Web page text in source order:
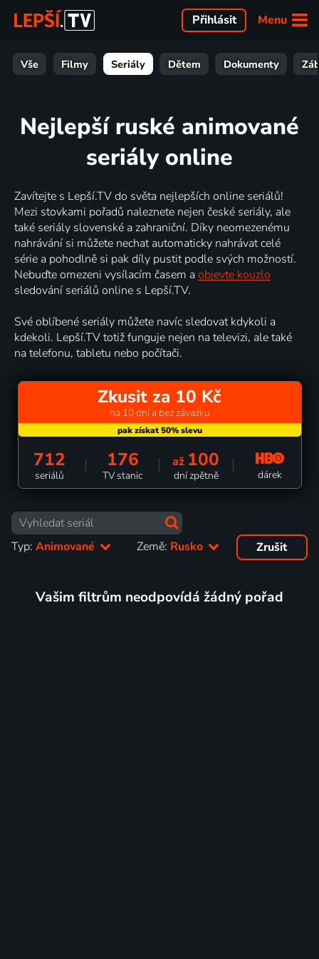
Menu
Přihlásit
Vše Filmy Seriály Dětem Dokumenty
Nejlepší ruské animované
seriály online
Zavítejte s Lepší.TV do světa nejlepších online seriálů!
Mezi stovkami pořadů naleznete nejen české seriály, ale
také seriály slovenské a zahraniční. Díky neomezenému
nahrávání si můžete nechat automaticky nahrávat celé
série a pohodlně si pak díly pustit podle svých možností.
Nebuďte omezeni vysílacím časem a objevte kouzlo
sledování seriálů online s Lepší.TV.
Své oblíbené seriály můžete navíc sledovat kdykoli a
kdekoli. Lepší.TV totiž funguje nejen na televizi, ale také
na telefonu, tabletu nebo počítači.
Zkusit za 10 Kč
na 10 dní a bez závazku
712
seriálů
176
TV stanic
až 100
dní zpětně dárek
Typ: Animované Země: Rusko Zrušit
Vašim filtrům neodpovídá žádný pořad